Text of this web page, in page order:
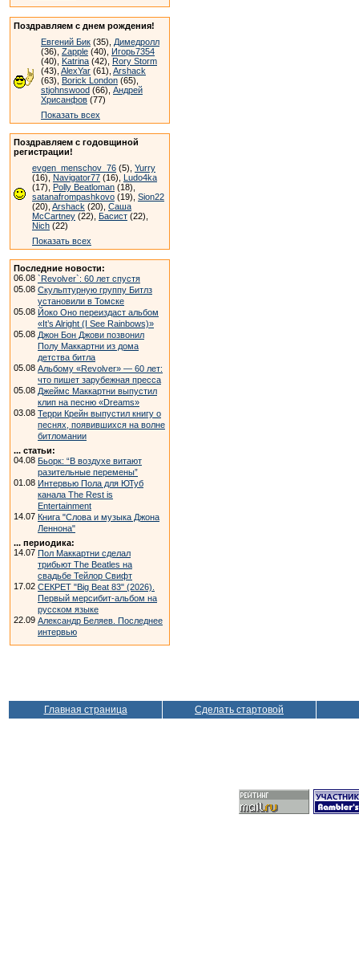
Поздравляем с днем рождения!
Евгений Бик (35), Димедролл
(36), Zapple (40), Игорь7354
(40), Katrina (42), Rory Storm
(43), AlexYar (61), Arshack
(63), Borick London (65),
stjohnswood (66), Андрей
Хрисанфов (77)
Показать всех
Поздравляем с годовщиной
регистрации!
evgen_menschov_76 (5), Yurry
(16), Navigator77 (16), Ludo4ka
(17), Polly Beatloman (18),
satanafrompashkovo (19), Sion22
(20), Arshack (20), Саша
McCartney (22), Басист (22),
Nich (22)
Показать всех
Последние новости:
06.08 `Revolver`: 60 лет спустя
05.08 Скульптурную группу Битлз
установили в Томске
05.08 Йоко Оно переиздаст альбом
«It’s Alright (I See Rainbows)»
05.08 Джон Бон Джови позвонил
Полу Маккартни из дома
детства битла
05.08 Альбому «Revolver» — 60 лет:
что пишет зарубежная пресса
05.08 Джеймс Маккартни выпустил
клип на песню «Dreams»
03.08 Терри Крейн выпустил книгу о
песнях, появившихся на волне
битломании
... статьи:
04.08 Бьорк: “В воздухе витают
разительные перемены”
01.08 Интервью Пола для ЮТуб
канала The Rest is
Entertainment
14.07 Книга "Слова и музыка Джона
Леннона"
... периодика:
14.07 Пол Маккартни сделал
трибьют The Beatles на
свадьбе Тейлор Свифт
17.02 СЕКРЕТ "Big Beat 83" (2026).
Первый мерсибит-альбом на
русском языке
22.09 Александр Беляев. Последнее
интервью
Главная страница Сделать стартовой